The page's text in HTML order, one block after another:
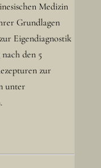
Medizin
Grundlagen
Eigendiagnostik
den 5
zur
unter